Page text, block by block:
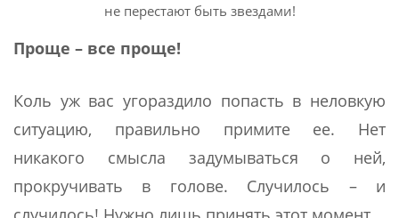
не перестают быть звездами!
Проще – все проще!
Коль уж вас угораздило попасть в неловкую
ситуацию, правильно примите ее. Нет
никакого смысла задумываться о ней,
прокручивать в голове. Случилось – и